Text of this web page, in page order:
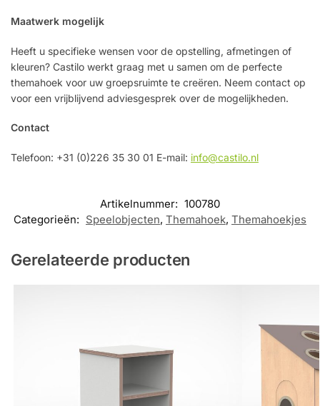
Maatwerk mogelijk
Heeft u specifieke wensen voor de opstelling, afmetingen of
kleuren? Castilo werkt graag met u samen om de perfecte
themahoek voor uw groepsruimte te creëren. Neem contact op
voor een vrijblijvend adviesgesprek over de mogelijkheden.
Contact
Telefoon: +31 (0)226 35 30 01 E-mail: info@castilo.nl
Artikelnummer: 100780
Categorieën: Speelobjecten, Themahoek, Themahoekjes
Gerelateerde producten